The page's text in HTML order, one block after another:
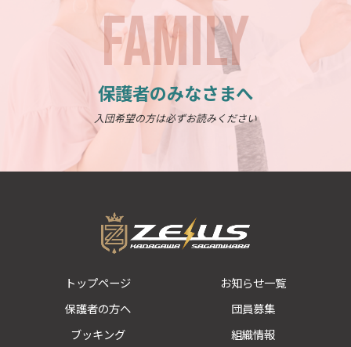
FAMILY
保護者のみなさまへ
入団希望の方は必ずお読みください
トップページ
お知らせ一覧
保護者の方へ
団員募集
ブッキング
組織情報